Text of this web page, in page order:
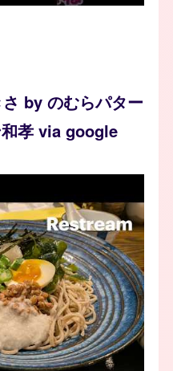
by のむらパター
孝 via google